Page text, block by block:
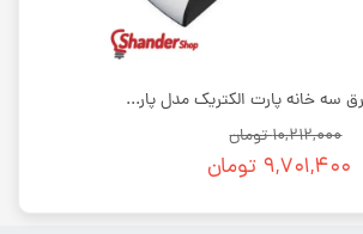
چندراهی برق سه خانه پارت الکتریک مدل پارت | بسته 12 عددی
۱۰,۲۱۲,۰۰۰ تومان
۹,۷۰۱,۴۰۰ تومان